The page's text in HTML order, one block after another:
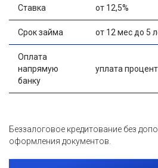
Ставка от 12,5%
Срок займа от 12 мес до 5
Оплата
напрямую
банку
уплата
Беззалоговое кредитование без
оформления документов.